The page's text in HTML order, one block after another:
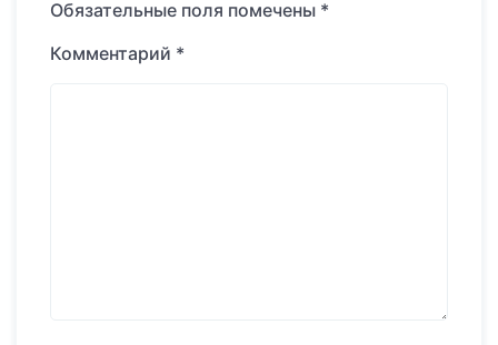
Обязательные поля помечены *
Комментарий *